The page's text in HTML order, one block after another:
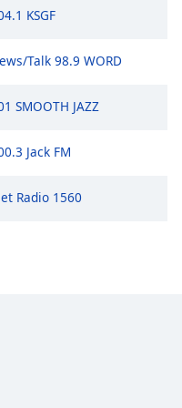
KSGF
Talk 98.9 WORD
SMOOTH JAZZ
Jack FM
Radio 1560